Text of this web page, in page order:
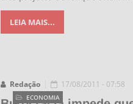
LEIA MAIS...
Redação
ECONOMIA
17/08/2011 - 07:58